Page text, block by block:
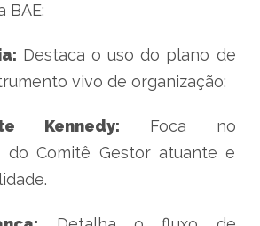
BAE:
Destaca o uso do plano de
vivo de organização;
Kennedy: Foca no
do Comitê Gestor atuante e